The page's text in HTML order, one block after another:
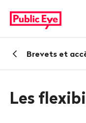
sur
publiceye.ch
rapide
RetourBrevets et accès
Les